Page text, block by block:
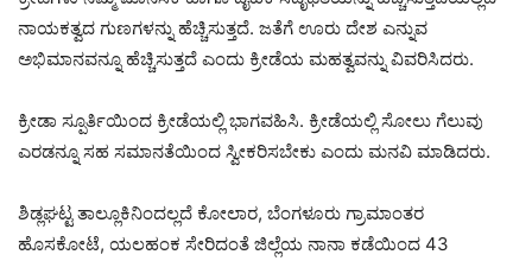
ನಾಯಕತ್ವದ ಗುಣಗಳನ್ನು ಹೆಚ್ಚಿಸುತ್ತದೆ. ಜತೆಗೆ ಊರು ದೇಶ ಎನ್ನುವ
ಅಭಿಮಾನವನ್ನೂ ಹೆಚ್ಚಿಸುತ್ತದೆ ಎಂದು ಕ್ರೀಡೆಯ ಮಹತ್ವವನ್ನು ವಿವರಿಸಿದರು.
ಕ್ರೀಡಾ ಸ್ಪೂರ್ತಿಯಿಂದ ಕ್ರೀಡೆಯಲ್ಲಿ ಭಾಗವಹಿಸಿ. ಕ್ರೀಡೆಯಲ್ಲಿ ಸೋಲು ಗೆಲುವು
ಎರಡನ್ನೂ ಸಹ ಸಮಾನತೆಯಿಂದ ಸ್ವೀಕರಿಸಬೇಕು ಎಂದು ಮನವಿ ಮಾಡಿದರು.
ಶಿಡ್ಲಘಟ್ಟ ತಾಲ್ಲೂಕಿನಿಂದಲ್ಲದೆ ಕೋಲಾರ, ಬೆಂಗಳೂರು ಗ್ರಾಮಾಂತರ
ಹೊಸಕೋಟೆ, ಯಲಹಂಕ ಸೇರಿದಂತೆ ಜಿಲ್ಲೆಯ ನಾನಾ ಕಡೆಯಿಂದ 43